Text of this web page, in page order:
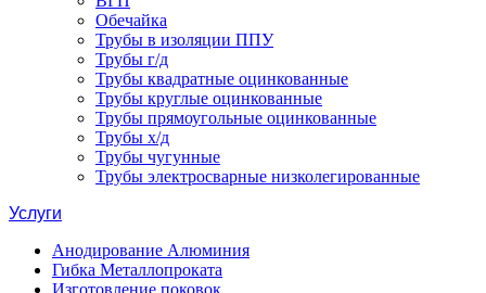
Обечайка
Трубы в изоляции ППУ
Трубы г/д
Трубы квадратные оцинкованные
Трубы круглые оцинкованные
Трубы прямоугольные оцинкованные
Трубы х/д
Трубы чугунные
Трубы электросварные низколегированные
Услуги
Анодирование Алюминия
Гибка Металлопроката
Изготовление поковок